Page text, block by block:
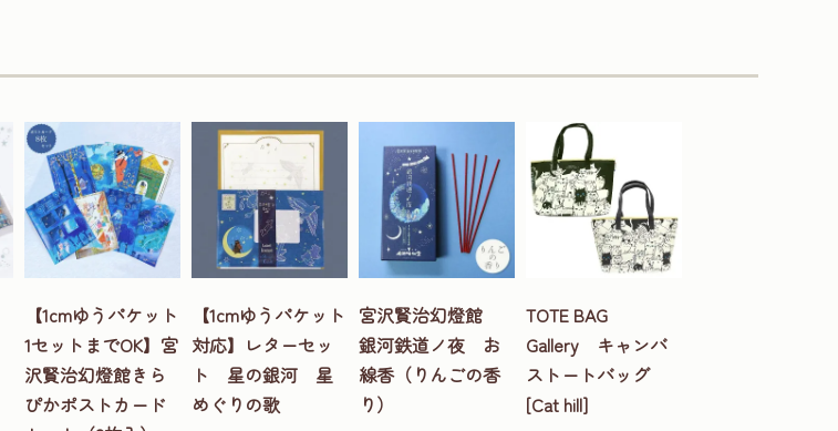
【1cmゆうパケット
1セットまでOK】宮
沢賢治幻燈館きら
ぴかポストカード
【1cmゆうパケット
対応】レターセッ
ト 星の銀河 星
めぐりの歌
宮沢賢治幻燈館
銀河鉄道ノ夜 お
線香（りんごの香
り）
TOTE BAG
Gallery キャンバ
ストートバッグ
[Cat hill]